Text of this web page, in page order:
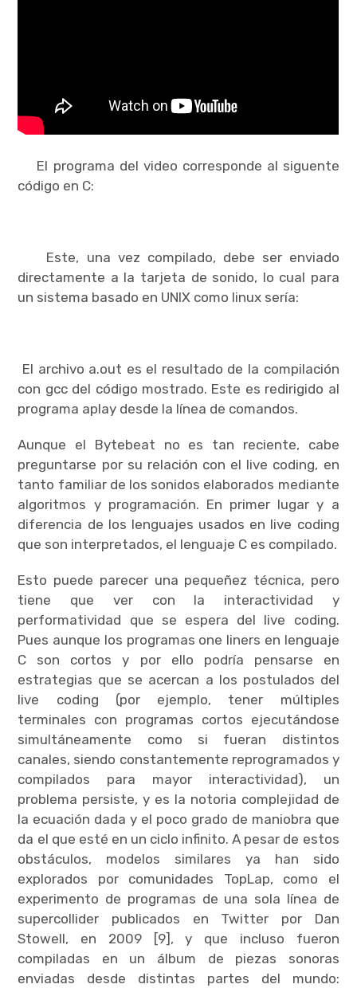
El programa del video corresponde al siguente
código en C:
Este, una vez compilado, debe ser enviado
directamente a la tarjeta de sonido, lo cual para
un sistema basado en UNIX como linux sería:
El archivo a.out es el resultado de la compilación
con gcc del código mostrado. Este es redirigido al
programa aplay desde la línea de comandos.
Aunque el Bytebeat no es tan reciente, cabe
preguntarse por su relación con el live coding, en
tanto familiar de los sonidos elaborados mediante
algoritmos y programación. En primer lugar y a
diferencia de los lenguajes usados en live coding
que son interpretados, el lenguaje C es compilado.
Esto puede parecer una pequeñez técnica, pero
tiene que ver con la interactividad y
performatividad que se espera del live coding.
Pues aunque los programas one liners en lenguaje
C son cortos y por ello podría pensarse en
estrategias que se acercan a los postulados del
live coding (por ejemplo, tener múltiples
terminales con programas cortos ejecutándose
simultáneamente como si fueran distintos
canales, siendo constantemente reprogramados y
compilados para mayor interactividad), un
problema persiste, y es la notoria complejidad de
la ecuación dada y el poco grado de maniobra que
da el que esté en un ciclo infinito. A pesar de estos
obstáculos, modelos similares ya han sido
explorados por comunidades TopLap, como el
experimento de programas de una sola línea de
supercollider publicados en Twitter por Dan
Stowell, en 2009 [9], y que incluso fueron
compiladas en un álbum de piezas sonoras
enviadas desde distintas partes del mundo: